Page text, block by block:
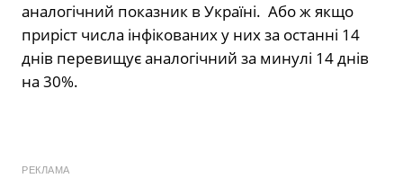
аналогічний показник в Україні. Або ж якщо
приріст числа інфікованих у них за останні 14
днів перевищує аналогічний за минулі 14 днів
на 30%.
РЕКЛАМА